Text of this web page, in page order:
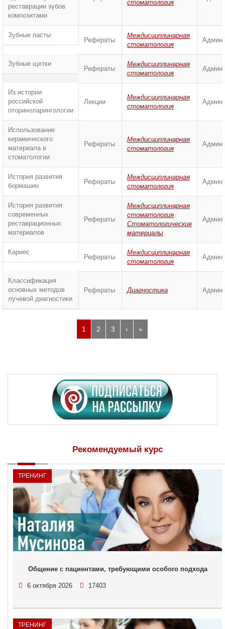
реставрации зубов
композитами
стоматология
Зубные пасты
Рефераты
Междисциплинарная
стоматология
Зубные щетки
Рефераты
Междисциплинарная
стоматология
Из истории
российской
оториноларингологии
Лекции
Междисциплинарная
стоматология
Использование
керамического
материала в
стоматологии
Рефераты
Междисциплинарная
стоматология
История развития
бормашин
Рефераты
Междисциплинарная
стоматология
История развития
современных
реставрационных
материалов
Рефераты
Междисциплинарная
стоматология,
Стоматологические
материалы
Кариес
Рефераты
Междисциплинарная
стоматология
Классификация
основных методов
лучевой диагностики
Рефераты Диагностика
1 2 3 › »
Рекомендуемый курс
ТРЕНИНГ
Общение с пациентами, требующими особого подхода
6 октября 2026 17403
ТРЕНИНГ